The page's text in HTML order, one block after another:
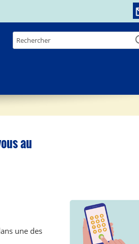
au
une des